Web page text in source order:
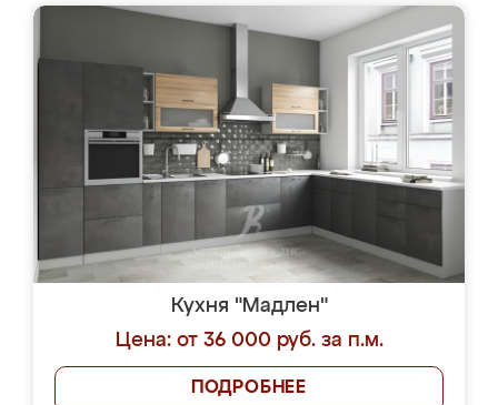
Кухня "Мадлен"
Цена: от 36 000 руб. за п.м.
ПОДРОБНЕЕ